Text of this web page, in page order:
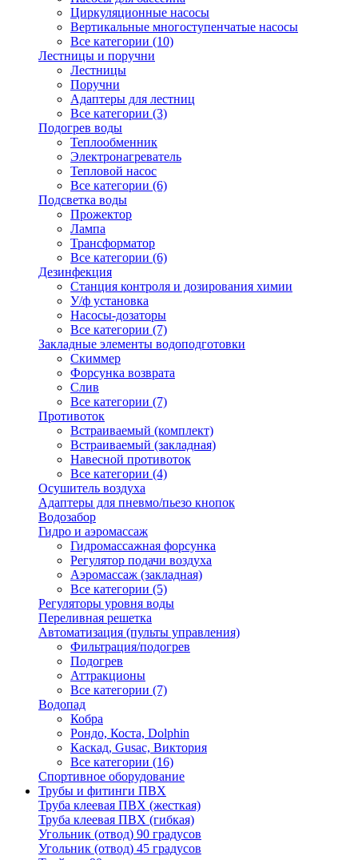
Циркуляционные насосы
Вертикальные многоступенчатые насосы
Все категории (10)
Лестницы и поручни
Лестницы
Поручни
Адаптеры для лестниц
Все категории (3)
Подогрев воды
Теплообменник
Электронагреватель
Тепловой насос
Все категории (6)
Подсветка воды
Прожектор
Лампа
Трансформатор
Все категории (6)
Дезинфекция
Станция контроля и дозирования химии
У/ф установка
Насосы-дозаторы
Все категории (7)
Закладные элементы водоподготовки
Скиммер
Форсунка возврата
Слив
Все категории (7)
Противоток
Встраиваемый (комплект)
Встраиваемый (закладная)
Навесной противоток
Все категории (4)
Осушитель воздуха
Адаптеры для пневмо/пьезо кнопок
Водозабор
Гидро и аэромассаж
Гидромассажная форсунка
Регулятор подачи воздуха
Аэромассаж (закладная)
Все категории (5)
Регуляторы уровня воды
Переливная решетка
Автоматизация (пульты управления)
Фильтрация/подогрев
Подогрев
Аттракционы
Все категории (7)
Водопад
Кобра
Рондо, Коста, Dolphin
Каскад, Gusac, Виктория
Все категории (16)
Спортивное оборудование
Трубы и фитинги ПВХ
Труба клеевая ПВХ (жесткая)
Труба клеевая ПВХ (гибкая)
Угольник (отвод) 90 градусов
Угольник (отвод) 45 градусов